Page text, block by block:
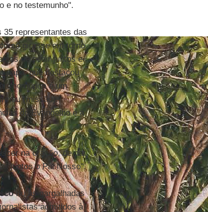
e no testemunho".
representantes das
girasse em torno
de pedir juntos e
papa, que destacou
nunca é um
(missão):
do Evangelho e a
na oração, de dar
juntos o Pai Nosso".
riu às gargalhadas
admitidos à